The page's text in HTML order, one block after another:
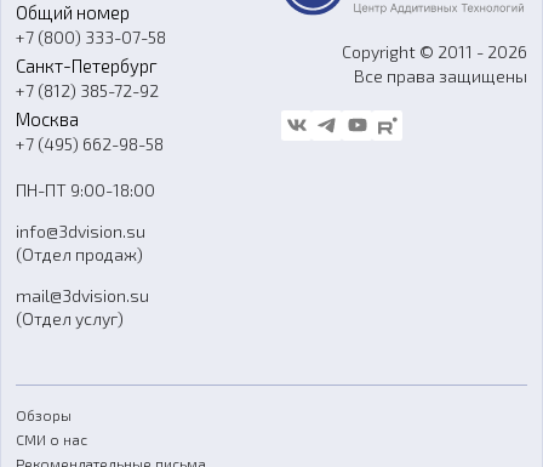
Программное обеспечение
Ремонт и услуги
О компании
Контакты
Гос. закупки
Стать дилером
Блог
FAQ
Общий номер
+7 (800) 333-07-58
Санкт-Петербург
+7 (812) 385-72-92
Москва
+7 (495) 662-98-58
ПН-ПТ 9:00-18:00
info@3dvision.su
(Отдел продаж)
mail@3dvision.su
(Отдел услуг)
Copyright © 2011 - 2026
Все права защищены
Обзоры
СМИ о нас